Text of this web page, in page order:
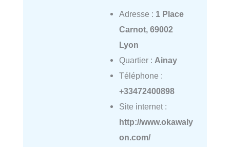
Adresse : 1 Place
Carnot, 69002
Lyon
Quartier : Ainay
Téléphone :
+33472400898
Site internet :
http://www.okawaly
on.com/